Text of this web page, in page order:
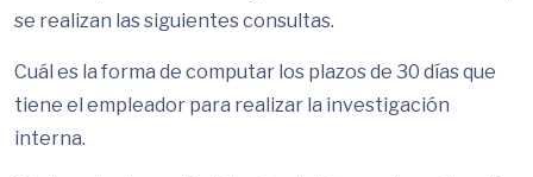
se realizan las siguientes consultas.
Cuál es la forma de computar los plazos de 30 días que
tiene el empleador para realizar la investigación
interna.